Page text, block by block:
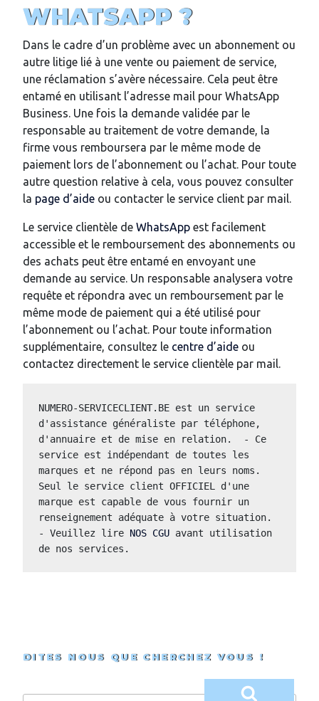
WHATSAPP ?
Dans le cadre d’un problème avec un abonnement ou
autre litige lié à une vente ou paiement de service,
une réclamation s’avère nécessaire. Cela peut être
entamé en utilisant l’adresse mail pour WhatsApp
Business. Une fois la demande validée par le
responsable au traitement de votre demande, la
firme vous remboursera par le même mode de
paiement lors de l’abonnement ou l’achat. Pour toute
autre question relative à cela, vous pouvez consulter
la page d’aide ou contacter le service client par mail.
Le service clientèle de WhatsApp est facilement
accessible et le remboursement des abonnements ou
des achats peut être entamé en envoyant une
demande au service. Un responsable analysera votre
requête et répondra avec un remboursement par le
même mode de paiement qui a été utilisé pour
l’abonnement ou l’achat. Pour toute information
supplémentaire, consultez le centre d’aide ou
contactez directement le service clientèle par mail.
NUMERO-SERVICECLIENT.BE est un service
d'assistance généraliste par téléphone,
d'annuaire et de mise en relation.  - Ce
service est indépendant de toutes les
marques et ne répond pas en leurs noms.
Seul le service client OFFICIEL d'une
marque est capable de vous fournir un
renseignement adéquate à votre situation.
- Veuillez lire NOS CGU avant utilisation
de nos services.
DITES NOUS QUE CHERCHEZ VOUS !
Recherche